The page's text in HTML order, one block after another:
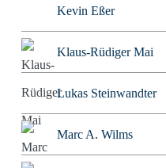
Kevin Eßer
Klaus-Rüdiger Mai
Lukas Steinwandter
Marc A. Wilms